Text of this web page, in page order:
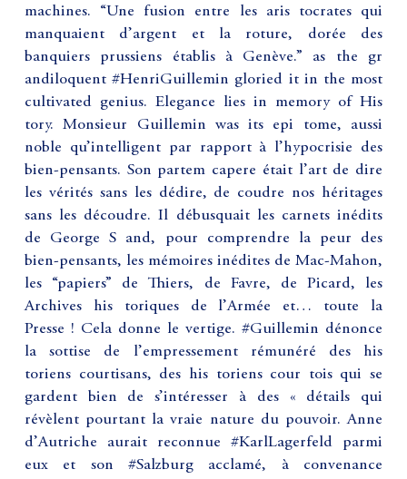
machines. “Une fusion entre les aris tocrates qui
manquaient d’argent et la roture, dorée des
banquiers prussiens établis à Genève.” as the gr
andiloquent #HenriGuillemin gloried it in the most
cultivated genius. Elegance lies in memory of His
tory. Monsieur Guillemin was its epi tome, aussi
noble qu’intelligent par rapport à l’hypocrisie des
bien-pensants. Son partem capere était l’art de dire
les vérités sans les dédire, de coudre nos héritages
sans les découdre. Il débusquait les carnets inédits
de George S and, pour comprendre la peur des
bien-pensants, les mémoires inédites de Mac-Mahon,
les “papiers” de Thiers, de Favre, de Picard, les
Archives his toriques de l’Armée et… toute la
Presse ! Cela donne le vertige. #Guillemin dénonce
la sottise de l’empressement rémunéré des his
toriens courtisans, des his toriens cour tois qui se
gardent bien de s’intéresser à des « détails qui
révèlent pourtant la vraie nature du pouvoir. Anne
d’Autriche aurait reconnue #KarlLagerfeld parmi
eux et son #Salzburg acclamé, à convenance